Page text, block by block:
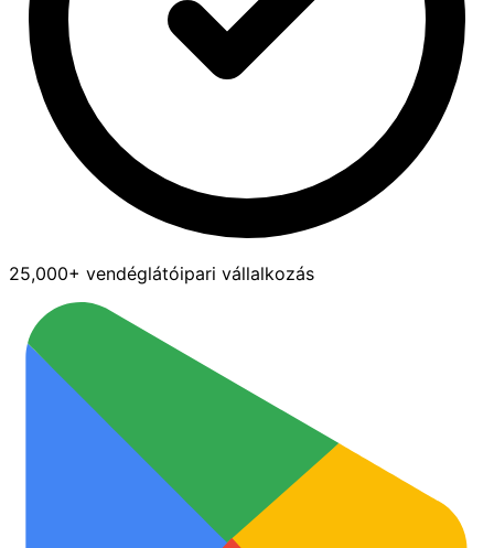
25,000+ vendéglátóipari vállalkozás